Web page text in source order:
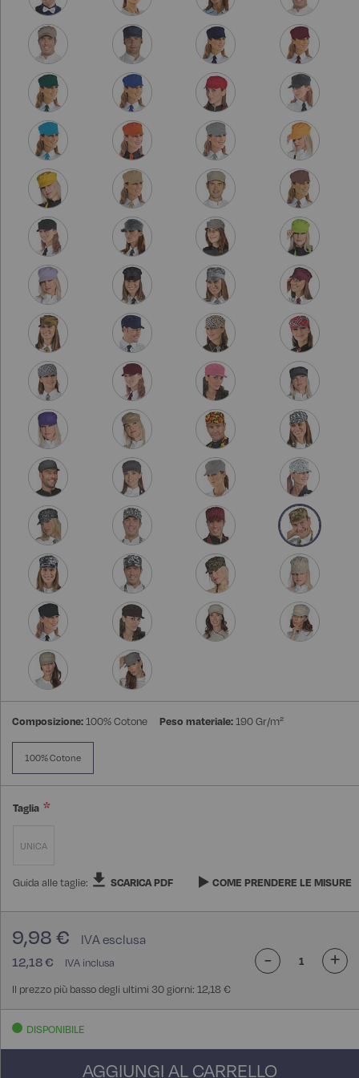
Composizione:100% Cotone Peso materiale:190 Gr/m²
100% Cotone
Taglia
UNICA
Guida alle taglie: SCARICA PDF COME PRENDERE LE MISURE
12,18 €
9,98 €
Il prezzo più basso degli ultimi 30 giorni: 12,18 €
- +
DISPONIBILE
AGGIUNGI AL CARRELLO